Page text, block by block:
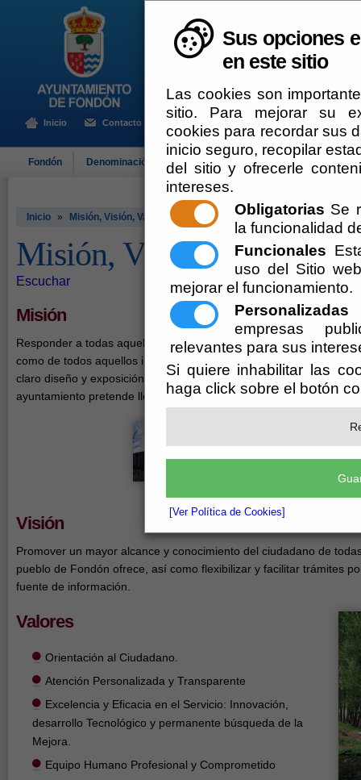
Sus opciones
en este sitio
Las cookies son
sitio. Para mejorar su
cookies para recordar sus
inicio seguro, recopilar
del sitio y ofrecerle
intereses.
Obligatorias Se
la funcionalidad
Funcionales
uso del Sitio
mejorar el funcionamiento.
Personalizadas
empresas
relevantes para sus
Si quiere inhabilitar las
haga click sobre el botón
[Ver Política de Cookies]
Inicio Contacto
Fondón Denominación de Origen El Ayuntamiento Turismo
Inicio » Misión, Visión, Valores
Misión, Visión, Valores
Escuchar
Misión
Responder a todas aquellas necesidades y expectativas tanto de
como de todos aquellos interesados en ejercer una labor
claro diseño y exposición de todos los servicios prestados, el
ayuntamiento pretende llegar a ustedes en una búsqueda que
Visión
Promover un mayor alcance y conocimiento del ciudadano de
pueblo de Fondón ofrece, así como flexibilizar y facilitar trámites
fuente de información.
Valores
Orientación al Ciudadano.
Atención Personalizada y Transparente
Excelencia y Eficacia en el Servicio: Innovación,
desarrollo Tecnológico y permanente búsqueda de la
Mejora.
Equipo Humano Profesional y Comprometido